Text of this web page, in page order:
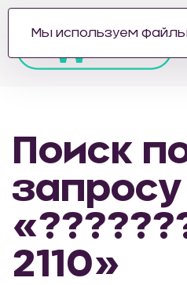
Поиск
запросу
2110»
Мы используем